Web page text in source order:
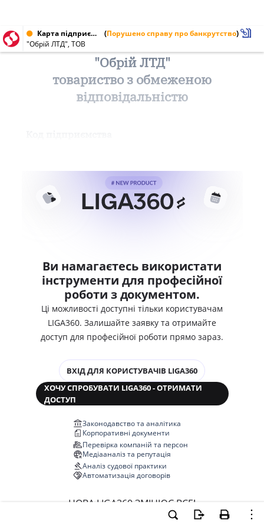
Карта підприємства від 08.07.2000 № 14256602 (Порушено справу про банкрутство)
"Обрій ЛТД", ТОВ
"Обрій ЛТД"
товариство з обмеженою
відповідальністю
Ви намагаєтесь використати
інструменти для професійної
роботи з документом.
Ці можливості доступні тільки користувачам
LIGA360. Залишайте заявку та отримайте
доступ для професійної роботи прямо зараз.
ВХІД ДЛЯ КОРИСТУВАЧІВ LIGA360
ХОЧУ СПРОБУВАТИ LIGA360 - ОТРИМАТИ
ДОСТУП
Законодавство та аналітика
Корпоративні документи
Перевірка компаній та персон
Медіааналіз та репутація
Аналіз судової практики
Автоматизація договорів
НОВА LIGA360 ЗМІНЮЄ ВСЕ!